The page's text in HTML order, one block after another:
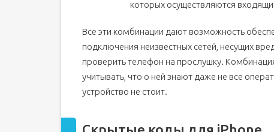
которых осуществляются
Все эти комбинации дают возможность
подключения неизвестных сетей, несущих
проверить телефон на прослушку.
учитывать, что о ней знают даже не все
устройство не стоит.